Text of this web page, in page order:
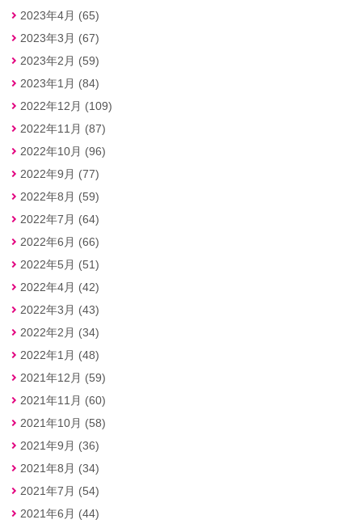
2023年4月 (65)
2023年3月 (67)
2023年2月 (59)
2023年1月 (84)
2022年12月 (109)
2022年11月 (87)
2022年10月 (96)
2022年9月 (77)
2022年8月 (59)
2022年7月 (64)
2022年6月 (66)
2022年5月 (51)
2022年4月 (42)
2022年3月 (43)
2022年2月 (34)
2022年1月 (48)
2021年12月 (59)
2021年11月 (60)
2021年10月 (58)
2021年9月 (36)
2021年8月 (34)
2021年7月 (54)
2021年6月 (44)